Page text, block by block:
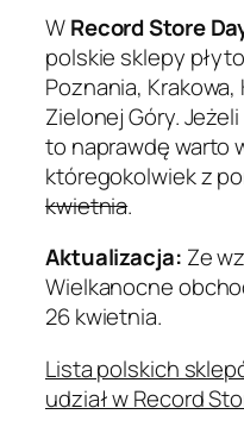
WRecord Store
polskie sklepy
Poznania,
Zielonej Góry.
to naprawdę warto
któregokolwiek z
kwietnia.
Aktualizacja: Ze
Wielkanocne
26 kwietnia.
Lista polskich
udział w Record